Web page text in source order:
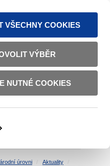
VŠECHNY COOKIES
VÝBĚR
NUTNÉ COOKIES
ČESKY ENGLISH
SPOLUPRÁCE
úrovni
Aktuality